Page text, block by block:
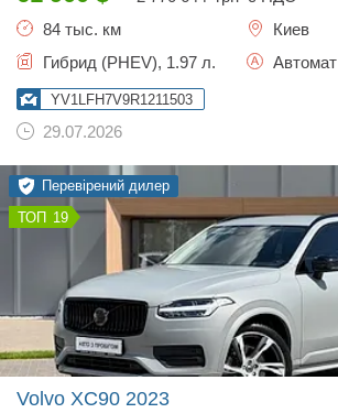
84 тыс. км
Киев
Гибрид (PHEV), 1.97 л.
Автомат
YV1LFH7V9R1211503
29.07.2026
Перевірений дилер
19
Volvo XC90 2023